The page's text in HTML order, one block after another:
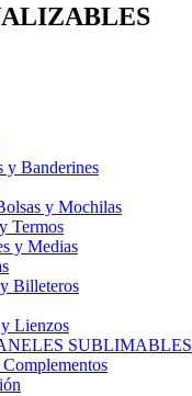
y Banderines
y Mochilas
Termos
y Medias
Billeteros
Lienzos
SUBLIMABLES